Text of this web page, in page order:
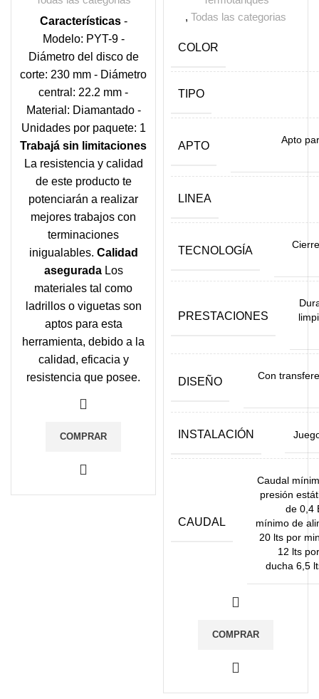
Características-
Modelo: PYT-9 -
Diámetro del disco de
corte: 230 mm - Diámetro
central: 22.2 mm -
Material: Diamantado -
Unidades por paquete: 1
Trabajá sin limitaciones
La resistencia y calidad
de este producto te
potenciarán a realizar
mejores trabajos con
terminaciones
inigualables. Calidad
aseguradaLos
materiales tal como
ladrillos o viguetas son
aptos para esta
herramienta, debido a la
calidad, eficacia y
resistencia que posee.
COMPRAR
, Todas las categorias
COLOR
TIPO
APTO
Apto
LINEA
TECNOLOGÍA
PRESTACIONES
DISEÑO
Con
INSTALACIÓN
CAUDAL
Caudal
presión
de 0,4
mínimo de
20 lts por
12 lts
ducha 6,5
COMPRAR